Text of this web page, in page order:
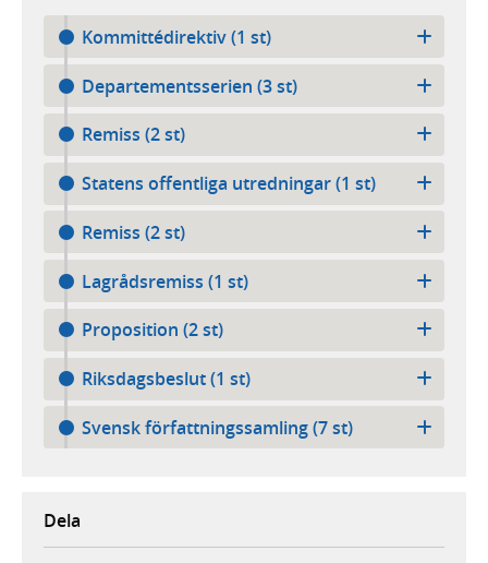
Kommittédirektiv (1 st)
Departementsserien (3 st)
Remiss (2 st)
Statens offentliga utredningar (1 st)
Remiss (2 st)
Lagrådsremiss (1 st)
Proposition (2 st)
Riksdagsbeslut (1 st)
Svensk författningssamling (7 st)
Dela